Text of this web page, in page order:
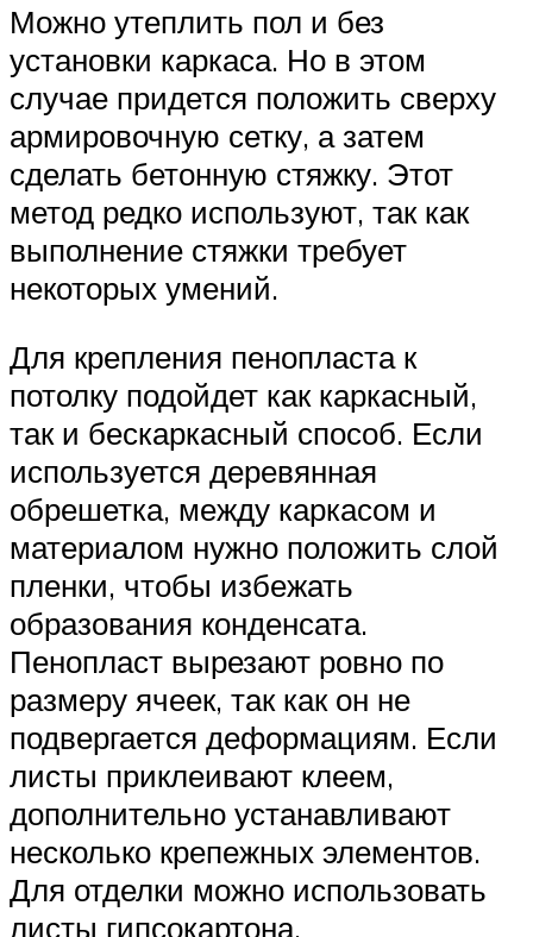
Можно утеплить пол и без
установки каркаса. Но в этом
случае придется положить сверху
армировочную сетку, а затем
сделать бетонную стяжку. Этот
метод редко используют, так как
выполнение стяжки требует
некоторых умений.
Для крепления пенопласта к
потолку подойдет как каркасный,
так и бескаркасный способ. Если
используется деревянная
обрешетка, между каркасом и
материалом нужно положить слой
пленки, чтобы избежать
образования конденсата.
Пенопласт вырезают ровно по
размеру ячеек, так как он не
подвергается деформациям. Если
листы приклеивают клеем,
дополнительно устанавливают
несколько крепежных элементов.
Для отделки можно использовать
листы гипсокартона.